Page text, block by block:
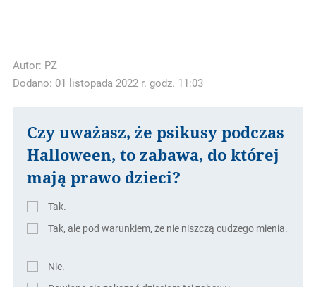
Autor: PZ
Dodano: 01 listopada 2022 r. godz. 11:03
Czy uważasz, że psikusy podczas
Halloween, to zabawa, do której
mają prawo dzieci?
Tak.
Tak, ale pod warunkiem, że nie niszczą cudzego mienia.
Nie.